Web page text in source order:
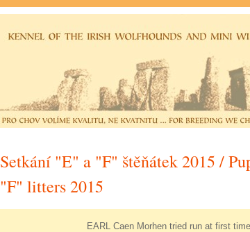
Setkání "E" a "F" štěňátek 2015 /
"F" litters 2015
EARL Caen Morhen tried run at first